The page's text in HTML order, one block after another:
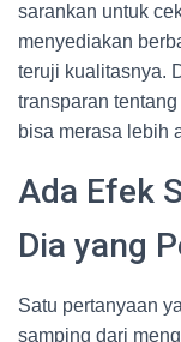
sarankan untuk
menyediakan
teruji kualitasnya.
transparan
bisa merasa lebih
Ada Efek
Dia yang
Satu pertanyaan
samping dari